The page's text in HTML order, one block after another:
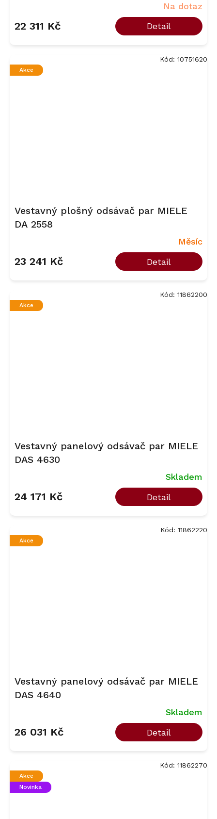
Na dotaz
22 311 Kč Detail
Akce
Vestavný plošný odsávač par MIELE
DA 2558
Měsíc
23 241 Kč Detail
Kód: 10751620
Akce
Vestavný panelový odsávač par MIELE
DAS 4630
Skladem
24 171 Kč Detail
Kód: 11862200
Akce
Vestavný panelový odsávač par MIELE
DAS 4640
Skladem
26 031 Kč Detail
Kód: 11862220
Akce
Novinka
Kód: 11862270